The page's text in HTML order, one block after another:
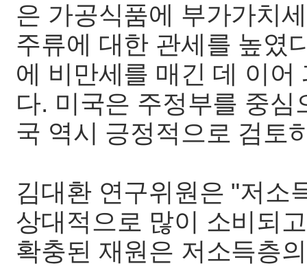
은 가공식품에 부가가치
주류에 대한 관세를 높였
에 비만세를 매긴 데 이
다. 미국은 주정부를 중
국 역시 긍정적으로 검토
김대환 연구위원은 "저소
상대적으로 많이 소비되
확충된 재원은 저소득층